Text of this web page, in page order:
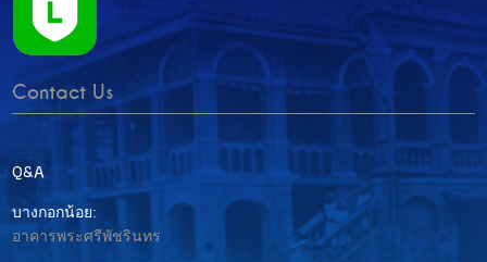
Contact Us
Q&A
บางกอกน้อย:
อาคารพระศรีพัชรินทร